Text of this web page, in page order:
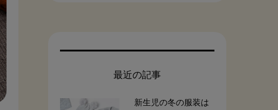
最近の記事
新生児の冬の服装は